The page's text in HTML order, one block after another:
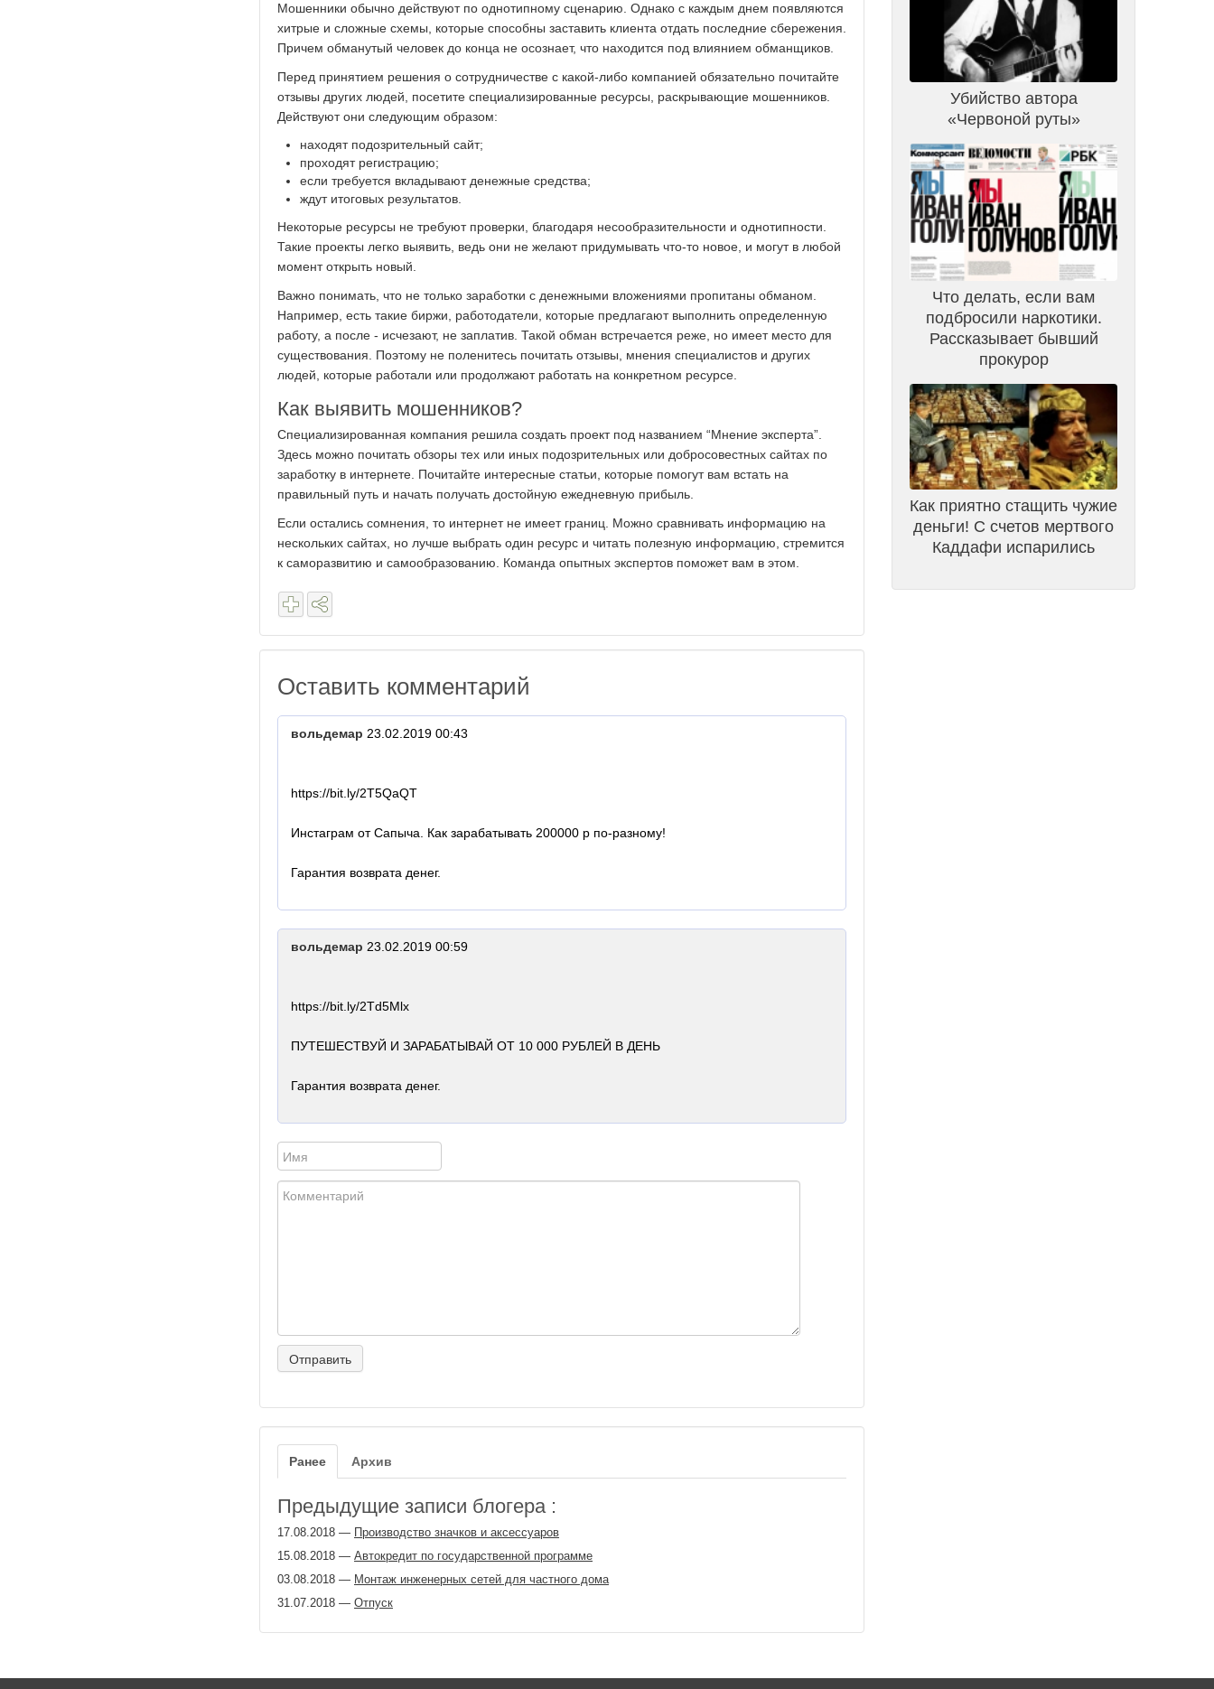
Мошенники обычно действуют по однотипному сценарию. Однако с каждым днем появляются
хитрые и сложные схемы, которые способны заставить клиента отдать последние сбережения.
Причем обманутый человек до конца не осознает, что находится под влиянием обманщиков.
Перед принятием решения о сотрудничестве с какой-либо компанией обязательно почитайте
отзывы других людей, посетите специализированные ресурсы, раскрывающие мошенников.
Действуют они следующим образом:
находят подозрительный сайт;
проходят регистрацию;
если требуется вкладывают денежные средства;
ждут итоговых результатов.
Некоторые ресурсы не требуют проверки, благодаря несообразительности и однотипности.
Такие проекты легко выявить, ведь они не желают придумывать что-то новое, и могут в любой
момент открыть новый.
Важно понимать, что не только заработки с денежными вложениями пропитаны обманом.
Например, есть такие биржи, работодатели, которые предлагают выполнить определенную
работу, а после - исчезают, не заплатив. Такой обман встречается реже, но имеет место для
существования. Поэтому не поленитесь почитать отзывы, мнения специалистов и других
людей, которые работали или продолжают работать на конкретном ресурсе.
Как выявить мошенников?
Специализированная компания решила создать проект под названием “Мнение эксперта”.
Здесь можно почитать обзоры тех или иных подозрительных или добросовестных сайтах по
заработку в интернете. Почитайте интересные статьи, которые помогут вам встать на
правильный путь и начать получать достойную ежедневную прибыль.
Если остались сомнения, то интернет не имеет границ. Можно сравнивать информацию на
нескольких сайтах, но лучше выбрать один ресурс и читать полезную информацию, стремится
к саморазвитию и самообразованию. Команда опытных экспертов поможет вам в этом.
Оставить комментарий
вольдемар 23.02.2019 00:43
https://bit.ly/2T5QaQT
Инстаграм от Сапыча. Как зарабатывать 200000 р по-разному!
Гарантия возврата денег.
вольдемар 23.02.2019 00:59
https://bit.ly/2Td5Mlx
ПУТЕШЕСТВУЙ И ЗАРАБАТЫВАЙ ОТ 10 000 РУБЛЕЙ В ДЕНЬ
Гарантия возврата денег.
Ранее Архив
Предыдущие записи блогера :
17.08.2018 — Производство значков и аксессуаров
15.08.2018 — Автокредит по государственной программе
03.08.2018 — Монтаж инженерных сетей для частного дома
31.07.2018 — Отпуск
Убийство автора
«Червоной руты»
Что делать, если вам
подбросили наркотики.
Рассказывает бывший
прокурор
Как приятно стащить чужие
деньги! С счетов мертвого
Каддафи испарились